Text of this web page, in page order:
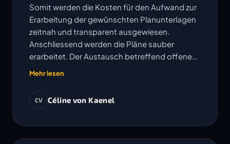
Somit werden die Kosten für den Aufwand zur
Erarbeitung der gewünschten Planunterlagen
zeitnah und transparent ausgewiesen.
Anschliessend werden die Pläne sauber
erarbeitet. Der Austausch betreffend offenen
Fragen erfolgt sehr unkompliziert und
Termine werden eingehalten. Ich freue mich
Mehr lesen
CV Céline von Kaenel